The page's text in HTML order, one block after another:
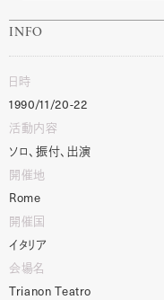
INFO
日時
1990/11/20-22
活動内容
ソロ、振付、出演
開催地
Rome
開催国
イタリア
会場名
Trianon Teatro